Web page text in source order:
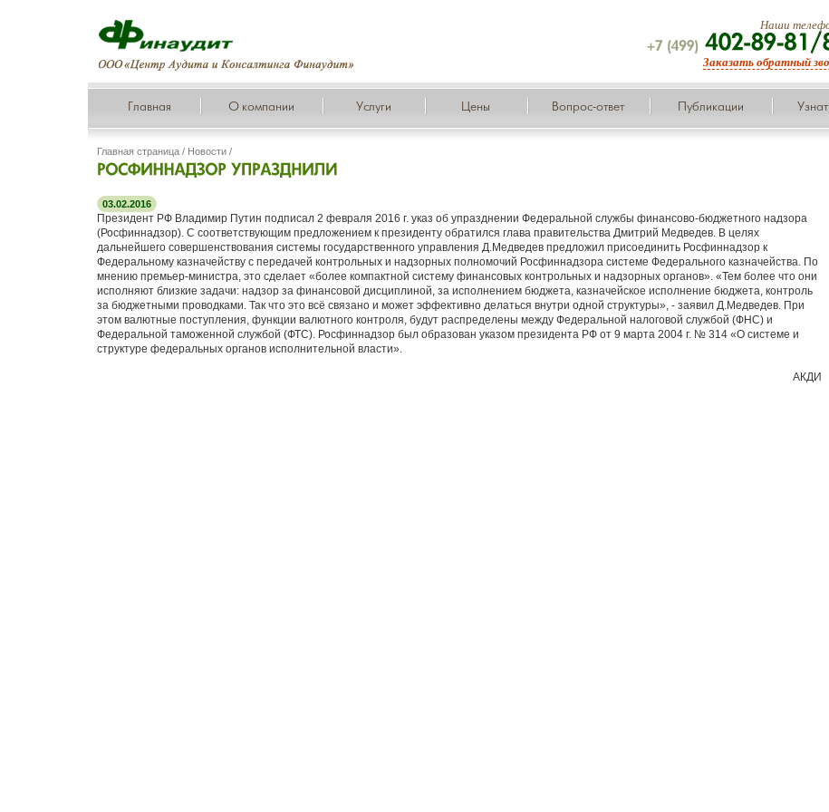
Наши
Заказать обратный
Главная О компании Услуги Цены Вопрос-ответ Публикации
Главная страница / Новости /
03.02.2016
Президент РФ Владимир Путин подписал 2 февраля 2016 г. указ об упразднении Федеральной службы финансово-бюджетного надзора
(Росфиннадзор). С соответствующим предложением к президенту обратился глава правительства Дмитрий Медведев. В целях
дальнейшего совершенствования системы государственного управления Д.Медведев предложил присоединить Росфиннадзор к
Федеральному казначейству с передачей контрольных и надзорных полномочий Росфиннадзора системе Федерального казначейства. По
мнению премьер-министра, это сделает «более компактной систему финансовых контрольных и надзорных органов». «Тем более что они
исполняют близкие задачи: надзор за финансовой дисциплиной, за исполнением бюджета, казначейское исполнение бюджета, контроль
за бюджетными проводками. Так что это всё связано и может эффективно делаться внутри одной структуры», - заявил Д.Медведев. При
этом валютные поступления, функции валютного контроля, будут распределены между Федеральной налоговой службой (ФНС) и
Федеральной таможенной службой (ФТС). Росфиннадзор был образован указом президента РФ от 9 марта 2004 г. № 314 «О системе и
структуре федеральных органов исполнительной власти».
АКДИ